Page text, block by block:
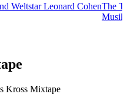
Weltstar Leonard CohenThe
Musik
Kross Mixtape